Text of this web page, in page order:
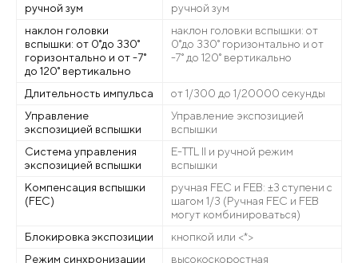
ручной зум
ручной зум
наклон головки
вспышки: от 0˚до 330˚
горизонтально и от -7˚
до 120˚ вертикально
наклон головки вспышки: от
0˚до 330˚ горизонтально и от
-7˚ до 120˚ вертикально
Длительность импульса
от 1/300 до 1/20000 секунды
Управление
экспозицией вспышки
Управление экспозицией
вспышки
Система управления
экспозицией вспышки
E-TTL II и ручной режим
вспышки
Компенсация вспышки
(FEC)
ручная FEC и FEB: ±3 ступени с
шагом 1/3 (Ручная FEC и FEB
могут комбинироваться)
Блокировка экспозиции
кнопкой или <*>
Режим синхронизации
высокоскоростная